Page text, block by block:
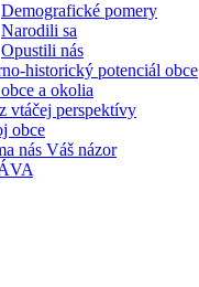
Demografické pomery
Narodili sa
Opustili nás
historický potenciál obce
a okolia
vtáčej perspektívy
obce
nás Váš názor